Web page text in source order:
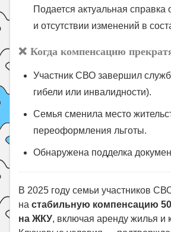
Подается актуальная
и отсутствии изменений в
❌Когда компенсацию
Участник СВО завершил
гибели или инвалидности).
Семья сменила место
переоформления льготы.
Обнаружена подделка
В 2025 году семьи участников
настабильную компенсацию
на ЖКУ, включая аренду жилья и